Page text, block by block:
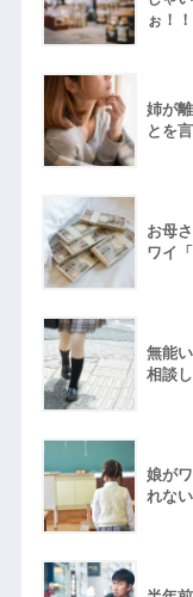
ぉ！！
姉が
とを
お母
ワイ
無能
相談
娘が
れない